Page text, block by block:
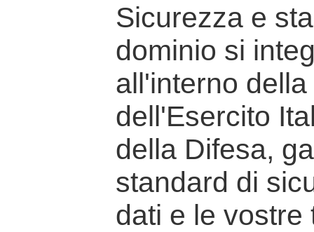
Sicurezza e
dominio si
all'interno
dell'Esercito
della Difesa,
standard di
dati e le vostre